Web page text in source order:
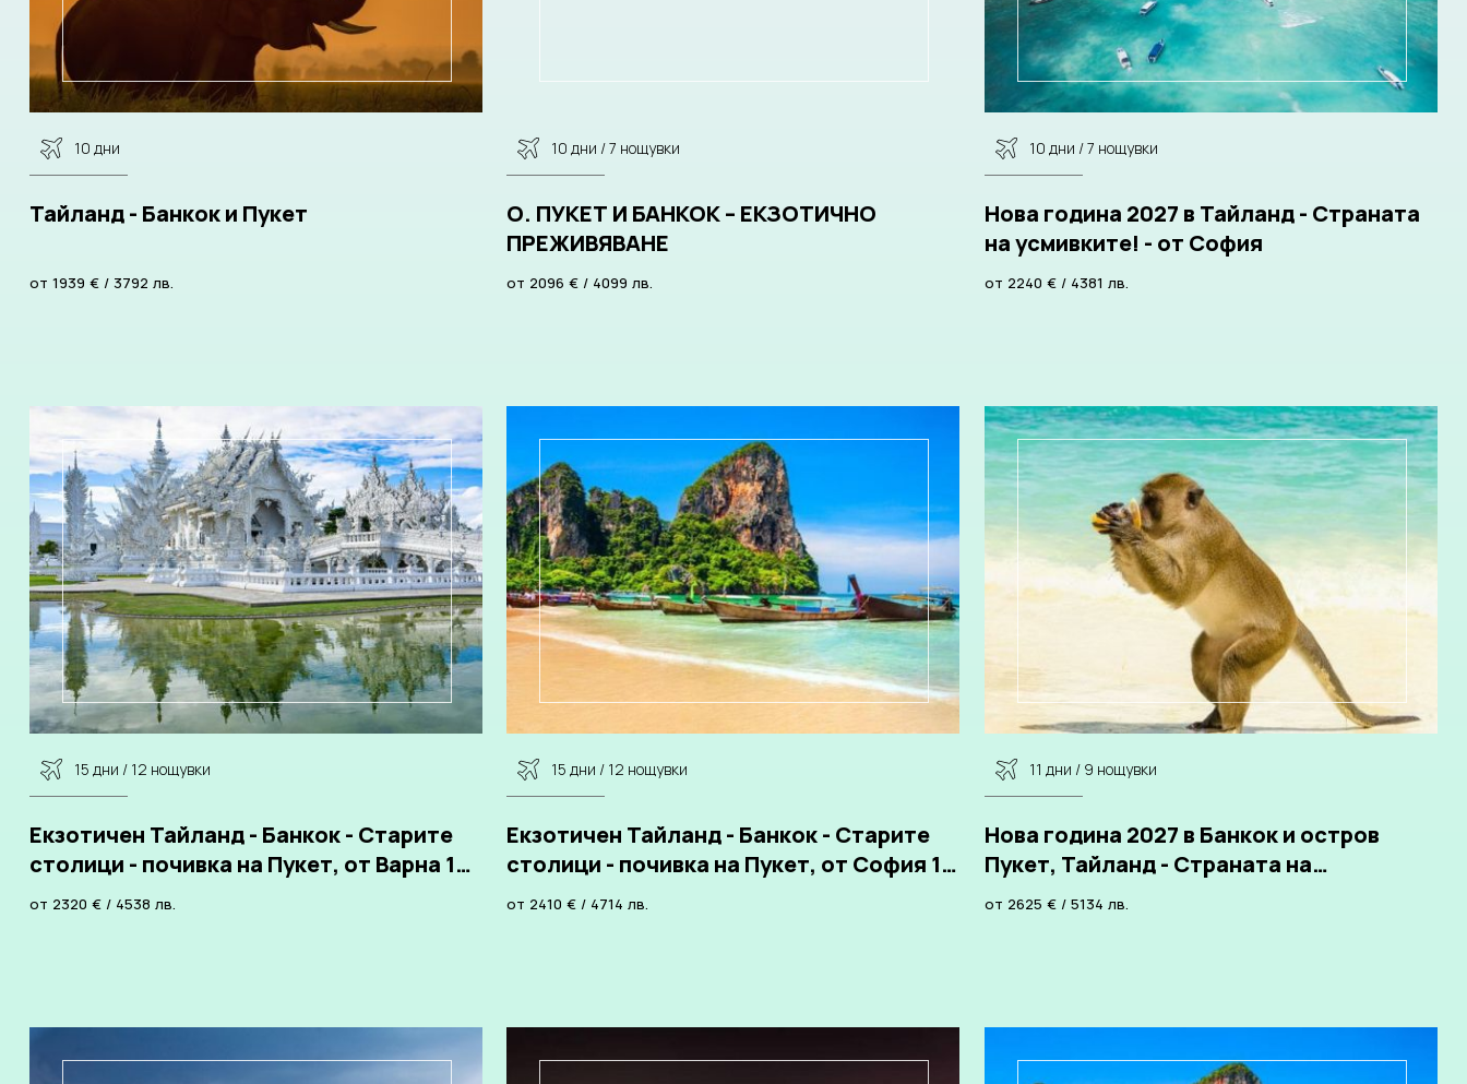
10 дни
Тайланд - Банкок и Пукет
от 1939 € / 3792 лв.
10 дни / 7 нощувки
О. ПУКЕТ И БАНКОК – ЕКЗОТИЧНО
ПРЕЖИВЯВАНЕ
от 2096 € / 4099 лв.
10 дни / 7 нощувки
Нова година 2027 в Тайланд - Страната
на усмивките! - от София
от 2240 € / 4381 лв.
15 дни / 12 нощувки
Екзотичен Тайланд - Банкок - Старите
столици - почивка на Пукет, от Варна 12
нощувки
от 2320 € / 4538 лв.
15 дни / 12 нощувки
Екзотичен Тайланд - Банкок - Старите
столици - почивка на Пукет, от София 12
нощувки
от 2410 € / 4714 лв.
11 дни / 9 нощувки
Нова година 2027 в Банкок и остров
Пукет, Тайланд - Страната на
усмивките!
от 2625 € / 5134 лв.